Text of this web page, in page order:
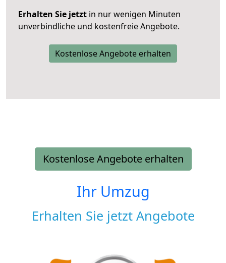
Erhalten Sie jetzt in nur wenigen Minuten
unverbindliche und kostenfreie Angebote.
Kostenlose Angebote erhalten
Kostenlose Angebote erhalten
Ihr Umzug
Erhalten Sie jetzt Angebote